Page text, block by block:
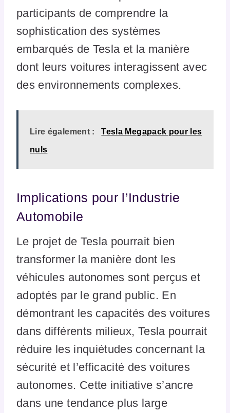
participants de comprendre la
sophistication des systèmes
embarqués de Tesla et la manière
dont leurs voitures interagissent avec
des environnements complexes.
Lire également : Tesla Megapack pour les
nuls
Implications pour l’Industrie
Automobile
Le projet de Tesla pourrait bien
transformer la manière dont les
véhicules autonomes sont perçus et
adoptés par le grand public. En
démontrant les capacités des voitures
dans différents milieux, Tesla pourrait
réduire les inquiétudes concernant la
sécurité et l’efficacité des voitures
autonomes. Cette initiative s’ancre
dans une tendance plus large